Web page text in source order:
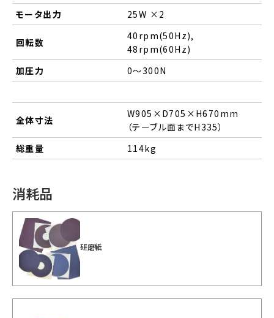
モータ出力
25W ×2
回転数
40rpm(50Hz),
48rpm(60Hz)
加圧力
0～300N
全体寸法
W905×D705×H670mm
（テーブル面までH335）
総重量
114kg
消耗品
研磨紙